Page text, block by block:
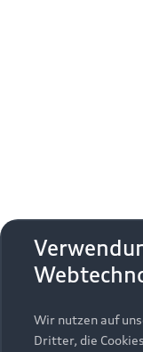
Modelle
Alle Modelle
Kaufen &
Wir nutzen auf
Dritter, die